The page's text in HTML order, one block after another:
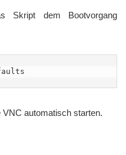
Skript dem Bootvorgang
automatisch starten.